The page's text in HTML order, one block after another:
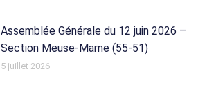
Assemblée Générale du 12 juin 2026 –
Section Meuse-Marne (55-51)
5 juillet 2026